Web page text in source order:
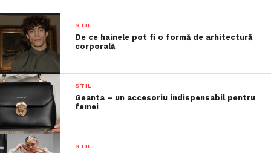
STIL
De ce hainele pot fi o formă de arhitectură
corporală
STIL
Geanta – un accesoriu indispensabil pentru
femei
STIL